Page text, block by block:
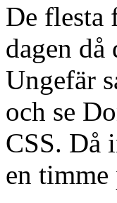
De flesta
dagen
Ungefär
och se
CSS. Då
en